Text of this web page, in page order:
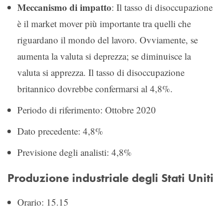
Meccanismo di impatto: Il tasso di disoccupazione
è il market mover più importante tra quelli che
riguardano il mondo del lavoro. Ovviamente, se
aumenta la valuta si deprezza; se diminuisce la
valuta si apprezza. Il tasso di disoccupazione
britannico dovrebbe confermarsi al 4,8%.
Periodo di riferimento: Ottobre 2020
Dato precedente: 4,8%
Previsione degli analisti: 4,8%
Produzione industriale degli Stati Uniti
Orario: 15.15